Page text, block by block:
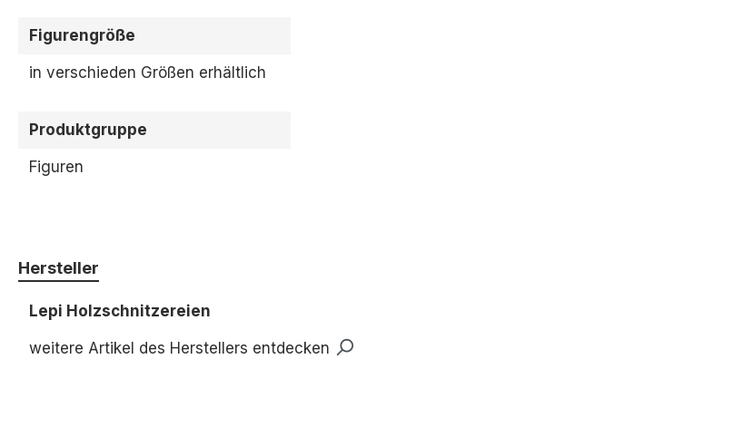
Figurengröße
in verschieden Größen erhältlich
Produktgruppe
Figuren
Hersteller
Lepi Holzschnitzereien
weitere Artikel des Herstellers entdecken